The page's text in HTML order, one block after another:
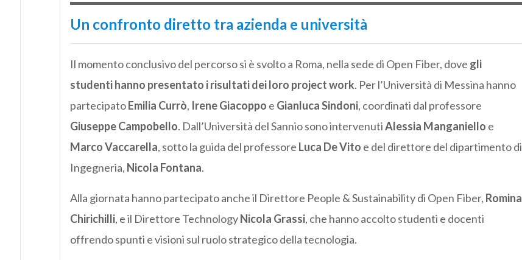
Un confronto diretto tra azienda e università
Il momento conclusivo del percorso si è svolto a Roma, nella sede di Open Fiber, dove gli
studenti hanno presentato i risultati dei loro project work. Per l’Università di Messina hanno
partecipatoEmilia Currò, Irene Giacoppo e Gianluca Sindoni, coordinati dal professore
Giuseppe Campobello. Dall’Università del Sannio sono intervenutiAlessia Manganiello e
Marco Vaccarella, sotto la guida del professore Luca De Vito e del direttore del dipartimento di
Ingegneria, Nicola Fontana.
Alla giornata hanno partecipato anche il Direttore People & Sustainability di Open Fiber, Romina
Chirichilli, e il Direttore TechnologyNicola Grassi, che hanno accolto studenti e docenti
offrendo spunti e visioni sul ruolo strategico della tecnologia.